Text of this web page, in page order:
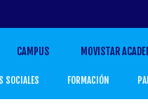
CAMPUS MOVISTAR
SOCIALES FORMACIÓN